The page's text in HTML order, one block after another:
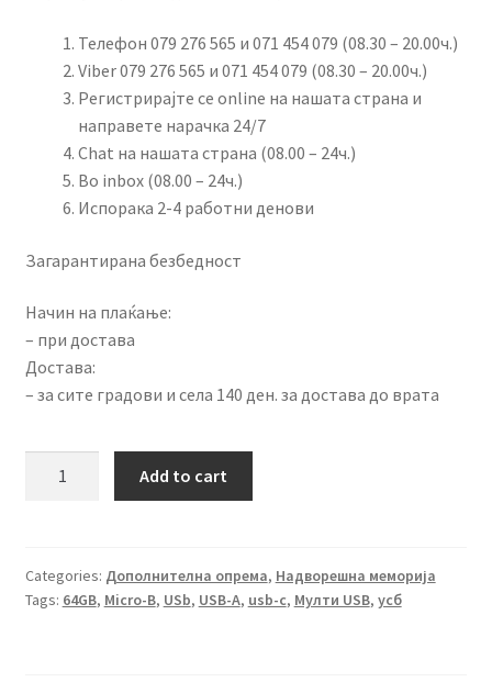
2,500.00 ден.1,499.00 ден.
Телефон 079 276 565 и 071 454 079 (08.30 – 20.00ч.)
Viber 079 276 565 и 071 454 079 (08.30 – 20.00ч.)
Регистрирајте се online на нашата страна и
направете нарачка 24/7
Chat на нашата страна (08.00 – 24ч.)
Во inbox (08.00 – 24ч.)
Испорака 2-4 работни денови
Загарантирана безбедност
Начин на плаќање:
– при достава
Достава:
– за сите градови и села 140 ден. за достава до врата
1
64GB
Add to cart
Categories: Дополнителна опрема, Надворешна меморија
Tags: 64GB, Micro-B, USb, USB-A, usb-c, Мулти USB, усб